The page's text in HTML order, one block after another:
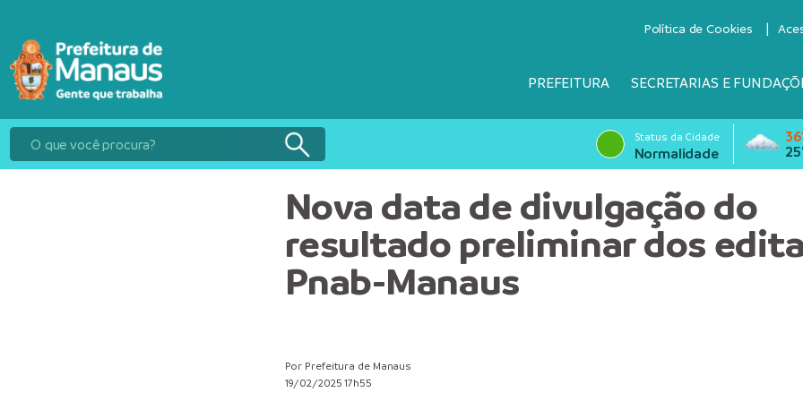
Política de Cookies
PREFEITURA SECRETARIAS E
Status da Cidade
Normalidade
Nova data de divulgação do
resultado preliminar dos
Pnab-Manaus
Por Prefeitura de Manaus
19/02/2025 17h55